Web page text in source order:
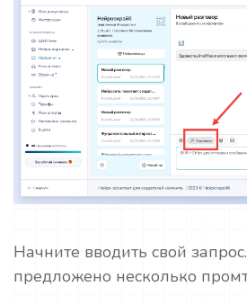
Начните вводить свой
предложено несколько